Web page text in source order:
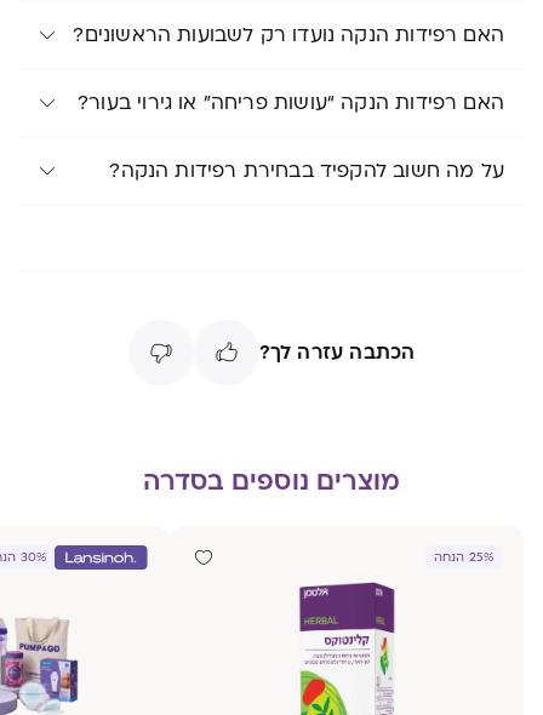
האם רפידות הנקה נועדו רק לשבועות הראשונים?
האם רפידות הנקה “עושות פריחה” או גירוי בעור?
על מה חשוב להקפיד בבחירת רפידות הנקה?
הכתבה עזרה לך?
מוצרים נוספים בסדרה
25% הנחה 30% הנחה